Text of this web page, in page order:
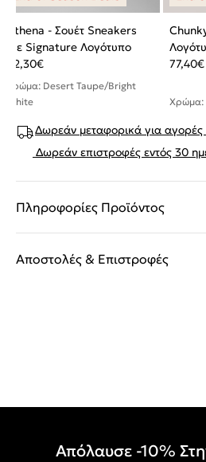
Athena - Σουέτ Sneakers
Με Signature Λογότυπο
62,30€
Χρώμα: Desert Taupe/Bright
White
77,40€
Χρώμα:
Δωρεάν μεταφορικά για
Δωρεάν επιστροφές εντός 30
Πληροφορίες Προϊόντος
Αποστολές & Επιστροφές
Απόλαυσε -10%